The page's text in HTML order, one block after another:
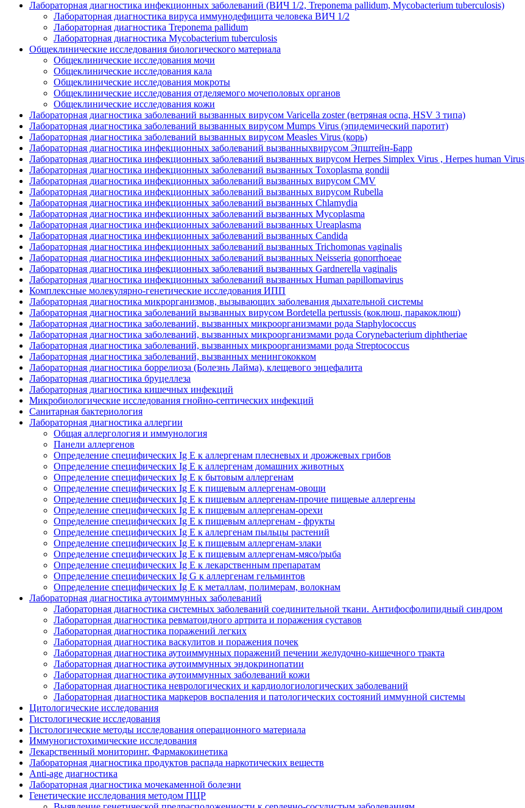
Лабораторная диагностика инфекционных заболеваний (ВИЧ 1/2, Treponema pallidum, Mycobacterium tuberculosis)
Лабораторная диагностика вируса иммунодефицита человека ВИЧ 1/2
Лабораторная диагностика Treponema pallidum
Лабораторная диагностика Mycobacterium tuberculosis
Общеклинические исследования биологического материала
Общеклинические исследования мочи
Общеклинические исследования кала
Общеклинические исследования мокроты
Общеклинические исследования отделяемого мочеполовых органов
Общеклинические исследования кожи
Лабораторная диагностика заболеваний вызванных вирусом Varicella zoster (ветряная оспа, HSV 3 типа)
Лабораторная диагностика заболеваний вызванных вирусом Mumps Virus (эпидемический паротит)
Лабораторная диагностика заболеваний вызванных вирусом Measles Virus (корь)
Лабораторная диагностика инфекционных заболеваний вызванныхвирусом Эпштейн-Барр
Лабораторная диагностика инфекционных заболеваний вызванных вирусом Herpes Simplex Virus , Herpes human Virus
Лабораторная диагностика инфекционных заболеваний вызванных Toxoplasmа gondii
Лабораторная диагностика инфекционных заболеваний вызванных вирусом CMV
Лабораторная диагностика инфекционных заболеваний вызванных вирусом Rubella
Лабораторная диагностика инфекционных заболеваний вызванных Chlamydia
Лабораторная диагностика инфекционных заболеваний вызванных Муcoplasma
Лабораторная диагностика инфекционных заболеваний вызванных Ureaplasma
Лабораторная диагностика инфекционных заболеваний вызванных Candida
Лабораторная диагностика инфекционных заболеваний вызванных Trichomonas vaginalis
Лабораторная диагностика инфекционных заболеваний вызванных Neisseria gonorrhoeae
Лабораторная диагностика инфекционных заболеваний вызванных Gardnerella vaginalis
Лабораторная диагностика инфекционных заболеваний вызванных Human papillomavirus
Комплексные молекулярно-генетические исследования ИПП
Лабораторная диагностика микрорганизмов, вызывающих заболевания дыхательной системы
Лабораторная диагностика заболеваний вызванных вирусом Bordetella pertussis (коклюш, паракоклюш)
Лабораторная диагностика заболеваний, вызванных микроорганизмами рода Staphylococcus
Лабораторная диагностика заболеваний, вызванных микроорганизмами рода Corynebacterium diphtheriae
Лабораторная диагностика заболеваний, вызванных микроорганизмами рода Streptococcus
Лабораторная диагностика заболеваний, вызванных менингококком
Лабораторная диагностика боррелиоза (Болезнь Лайма), клещевого энцефалита
Лабораторная диагностика бруцеллеза
Лабораторная диагностика кишечных инфекций
Микробиологические исследования гнойно-септических инфекций
Санитарная бактериология
Лабораторная диагностика аллергии
Общая аллергология и иммунология
Панели аллергенов
Определение специфических Ig E к аллергенам плесневых и дрожжевых грибов
Определение специфических Ig E к аллергенам домашних животных
Определение специфических Ig E к бытовым аллергенам
Определение специфических Ig E к пищевым аллергенам-овощи
Определение специфических Ig E к пищевым аллергенам-прочие пищевые аллергены
Определение специфических Ig E к пищевым аллергенам-орехи
Определение специфических Ig E к пищевым аллергенам - фрукты
Определение специфических Ig E к аллергенам пыльцы растений
Определение специфических Ig E к пищевым аллергенам-злаки
Определение специфических Ig E к пищевым аллергенам-мясо/рыба
Определение специфических Ig E к лекарственным препаратам
Определение специфических Ig G к аллергенам гельминтов
Определение специфических Ig E к металлам, полимерам, волокнам
Лабораторная диагностика аутоиммунных заболеваний
Лабораторная диагностика системных заболеваний соединительной ткани. Антифосфолипидный синдром
Лабораторная диагностика ревматоидного артрита и поражения суставов
Лабораторная диагностика поражений легких
Лабораторная диагностика васкулитов и поражения почек
Лабораторная диагностика аутоиммунных поражений печении желудочно-кишечного тракта
Лабораторная диагностика аутоиммунных эндокринопатии
Лабораторная диагностика аутоиммунных заболеваний кожи
Лабораторная диагностика неврологических и кардиологиологических заболеваний
Лабораторная диагностика маркеров воспаления и патологических состояний иммунной системы
Цитологические исследования
Гистологические исследования
Гистологические методы исследования операционного материала
Иммуногистохимические исследования
Лекарственный мониторинг. Фармакокинетика
Лабораторная диагностика продуктов распада наркотических веществ
Anti-age диагностика
Лабораторная диагностика мочекаменной болезни
Генетические исследования методом ПЦР